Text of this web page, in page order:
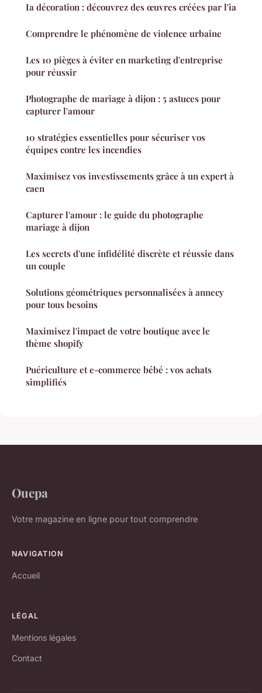
Ia décoration : découvrez des œuvres créées par l'ia
Comprendre le phénomène de violence urbaine
Les 10 pièges à éviter en marketing d'entreprise
pour réussir
Photographe de mariage à dijon : 5 astuces pour
capturer l'amour
10 stratégies essentielles pour sécuriser vos
équipes contre les incendies
Maximisez vos investissements grâce à un expert à
caen
Capturer l'amour : le guide du photographe
mariage à dijon
Les secrets d'une infidélité discrète et réussie dans
un couple
Solutions géométriques personnalisées à annecy
pour tous besoins
Maximisez l'impact de votre boutique avec le
thème shopify
Puériculture et e-commerce bébé : vos achats
simplifiés
Ouepa
Votre magazine en ligne pour tout comprendre
NAVIGATION
Accueil
LÉGAL
Mentions légales
Contact